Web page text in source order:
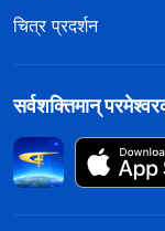
चित्र प्रदर्शन
सर्वशक्तिमान्‌